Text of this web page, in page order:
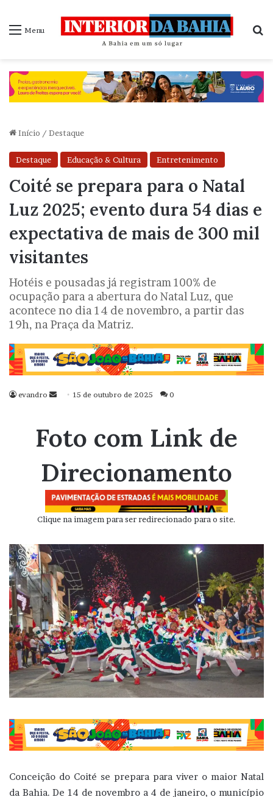
Menu
Início / Destaque
Destaque Educação & Cultura Entretenimento
Coité se prepara para o Natal
Luz 2025; evento dura 54 dias e
expectativa de mais de 300 mil
visitantes
Hotéis e pousadas já registram 100% de
ocupação para a abertura do Natal Luz, que
acontece no dia 14 de novembro, a partir das
19h, na Praça da Matriz.
evandro
Mande
mail
15 de outubro de 2025 0
Foto com Link de
Direcionamento
Clique na imagem para ser redirecionado para o site.
Conceição do Coité se prepara para viver o maior Natal
da Bahia. De 14 de novembro a 4 de janeiro, o município